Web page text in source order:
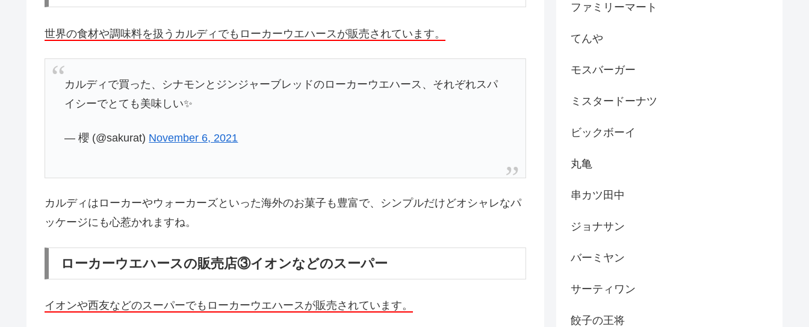
世界の食材や調味料を扱うカルディでもローカーウエハースが販売されています。
カルディで買った、シナモンとジンジャーブレッドのローカーウエハース、それぞれスパ
イシーでとても美味しい✨
— 櫻 (@sakurat) November 6, 2021
カルディはローカーやウォーカーズといった海外のお菓子も豊富で、シンプルだけどオシャレなパ
ッケージにも心惹かれますね。
ローカーウエハースの販売店③イオンなどのスーパー
イオンや西友などのスーパーでもローカーウエハースが販売されています。
ファミリーマート
てんや
モスバーガー
ミスタードーナツ
ビックボーイ
丸亀
串カツ田中
ジョナサン
バーミヤン
サーティワン
餃子の王将